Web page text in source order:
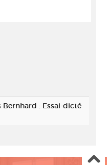
: Essai-dicté